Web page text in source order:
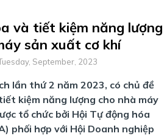
và tiết kiệm năng lượng
sản xuất cơ khí
September, 2023
lần thứ 2 năm 2023, có chủ đề
kiệm năng lượng cho nhà máy
tổ chức bởi Hội Tự động hóa
phối hợp với Hội Doanh nghiệp